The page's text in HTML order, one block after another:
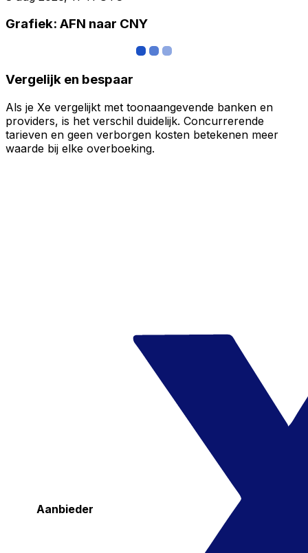
Grafiek: AFN naar CNY
Vergelijk en bespaar
Als je Xe vergelijkt met toonaangevende banken en
providers, is het verschil duidelijk. Concurrerende
tarieven en geen verborgen kosten betekenen meer
waarde bij elke overboeking.
Aanbieder